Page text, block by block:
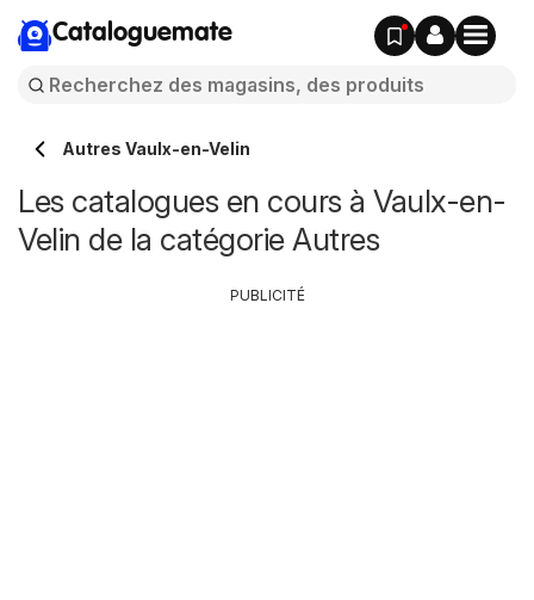
Cataloguemate
Autres Vaulx-en-Velin
Les catalogues en cours à Vaulx-en-
Velin de la catégorie Autres
PUBLICITÉ